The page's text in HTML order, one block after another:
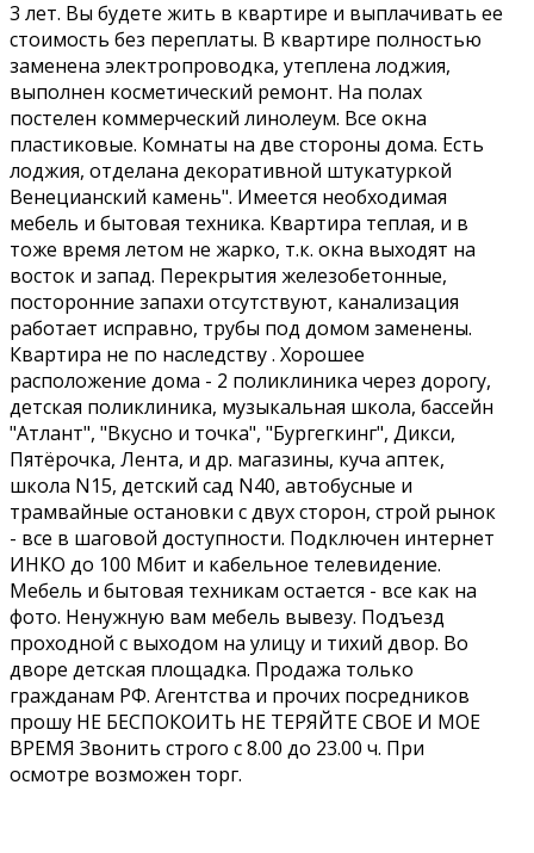
3 лет. Вы будете жить в квартире и выплачивать ее
стоимость без переплаты. В квартире полностью
заменена электропроводка, утеплена лоджия,
выполнен косметический ремонт. На полах
постелен коммерческий линолеум. Все окна
пластиковые. Комнаты на две стороны дома. Есть
лоджия, отделана декоративной штукатуркой
Венецианский камень". Имеется необходимая
мебель и бытовая техника. Квартира теплая, и в
тоже время летом не жарко, т.к. окна выходят на
восток и запад. Перекрытия железобетонные,
посторонние запахи отсутствуют, канализация
работает исправно, трубы под домом заменены.
Квартира не по наследству . Хорошее
расположение дома - 2 поликлиника через дорогу,
детская поликлиника, музыкальная школа, бассейн
"Атлант", "Вкусно и точка", "Бургегкинг", Дикси,
Пятёрочка, Лента, и др. магазины, куча аптек,
школа N15, детский сад N40, автобусные и
трамвайные остановки с двух сторон, строй рынок
- все в шаговой доступности. Подключен интернет
ИНКО до 100 Мбит и кабельное телевидение.
Мебель и бытовая техникам остается - все как на
фото. Ненужную вам мебель вывезу. Подъезд
проходной с выходом на улицу и тихий двор. Во
дворе детская площадка. Продажа только
гражданам РФ. Агентства и прочих посредников
прошу НЕ БЕСПОКОИТЬ НЕ ТЕРЯЙТЕ СВОЕ И МОЕ
ВРЕМЯ Звонить строго с 8.00 до 23.00 ч. При
осмотре возможен торг.